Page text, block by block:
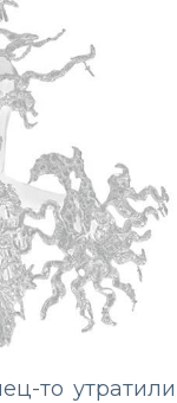
то утратили